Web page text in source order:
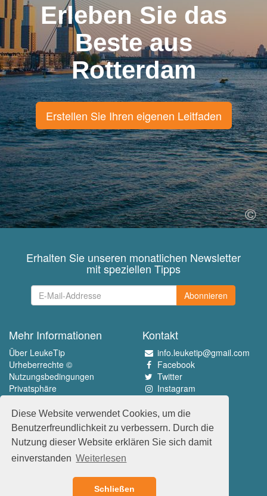
Diese Website verwendet Cookies, um die
Benutzerfreundlichkeit zu verbessern. Durch die
Nutzung dieser Website erklären Sie sich damit
einverstanden Weiterlesen
Schließen
Erleben Sie das
Beste aus
Rotterdam
Erstellen Sie Ihren eigenen Leitfaden
Erhalten Sie unseren monatlichen Newsletter
mit speziellen Tipps
Abonnieren
Mehr Informationen
Über LeukeTip
Urheberrechte ©
Nutzungsbedingungen
Privatsphäre
Kontakt
info.leuketip@gmail.com
Facebook
Twitter
Instagram
Erleben Sie das Beste
www.leuketip.nl
www.leuketip.com
www.leuketip.de